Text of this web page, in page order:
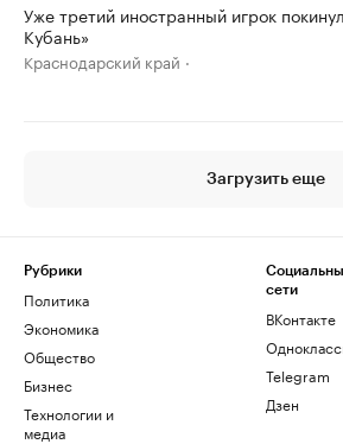
Уже третий иностранный игрок
Кубань»
Краснодарский край
Загрузить еще
Рубрики
Политика
Экономика
Общество
Бизнес
Технологии и
медиа
сети
ВКонтакте
Telegram
Дзен